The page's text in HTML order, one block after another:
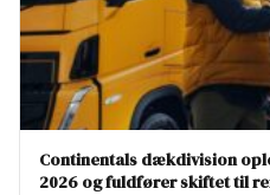
Continentals dækdivision
2026 og fuldfører skiftet til